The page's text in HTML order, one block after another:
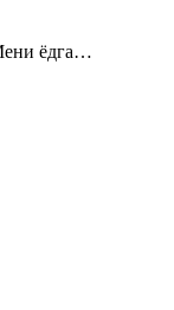
ёдга…